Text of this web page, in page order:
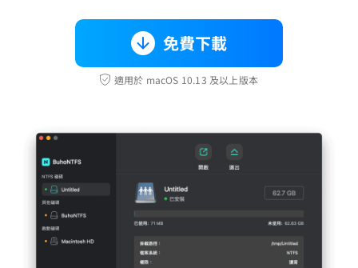
免費下載
適用於 macOS 10.13 及以上版本